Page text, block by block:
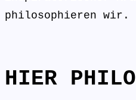
philosophieren wir.
HIER